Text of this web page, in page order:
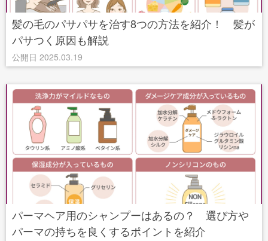
髪の毛のパサパサを治す8つの方法を紹介！ 髪が
パサつく原因も解説
公開日 2025.03.19
パーマヘア用のシャンプーはあるの？ 選び方や
パーマの持ちを良くするポイントを紹介